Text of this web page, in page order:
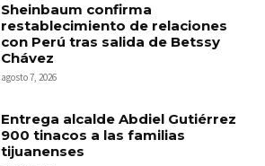
Sheinbaum confirma
restablecimiento de relaciones
con Perú tras salida de Betssy
Chávez
agosto 7, 2026
Entrega alcalde Abdiel Gutiérrez
900 tinacos a las familias
tijuanenses